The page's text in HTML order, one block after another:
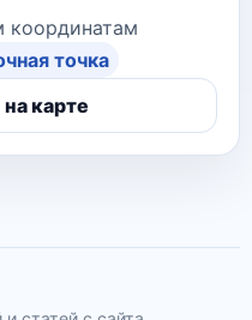
координатам
точка
карте